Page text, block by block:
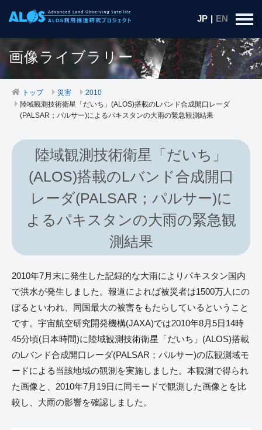
JP | EN
画像ライブラリー
トップ 災害
2010
陸域観測技術衛星「だいち」(ALOS)搭載のLバンド合成開口レーダ
(PALSAR；パルサー)によるパキスタンの大雨の緊急観測結果
陸域観測技術衛星「だいち」
(ALOS)搭載のLバンド合成開口
レーダ(PALSAR；パルサー)に
よるパキスタンの大雨の緊急観
測結果
2010年7月末に発生した記録的な大雨によりパキスタン国内
で洪水が発生しました。報道によれば被災者は1500万人にの
ぼるといわれ、同国最大の被害をもたらしているということ
です。宇宙航空研究開発機構(JAXA)では2010年8月5日14時
45分頃(日本時間)に陸域観測技術衛星「だいち」(ALOS)搭載
のLバンド合成開口レーダ(PALSAR；パルサー)の広観測域モ
ードによる当該地域の観測を実施しました。本観測で得られ
た画像と、2010年7月19日に同モードで観測した画像とを比
較し、大雨の影響を確認しました。